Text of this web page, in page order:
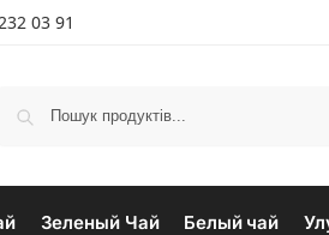
03 91
Зеленый Чай Белый чай